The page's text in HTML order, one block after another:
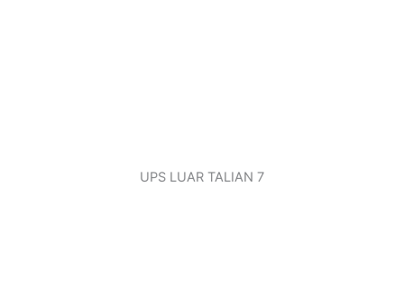
UPS LUAR TALIAN 7